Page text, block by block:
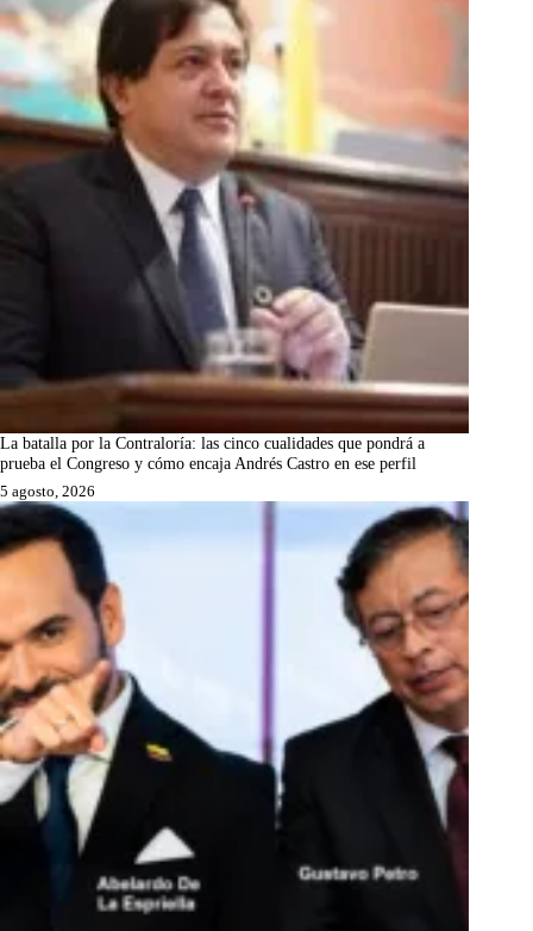
La batalla por la Contraloría: las cinco cualidades que pondrá a
prueba el Congreso y cómo encaja Andrés Castro en ese perfil
5 agosto, 2026